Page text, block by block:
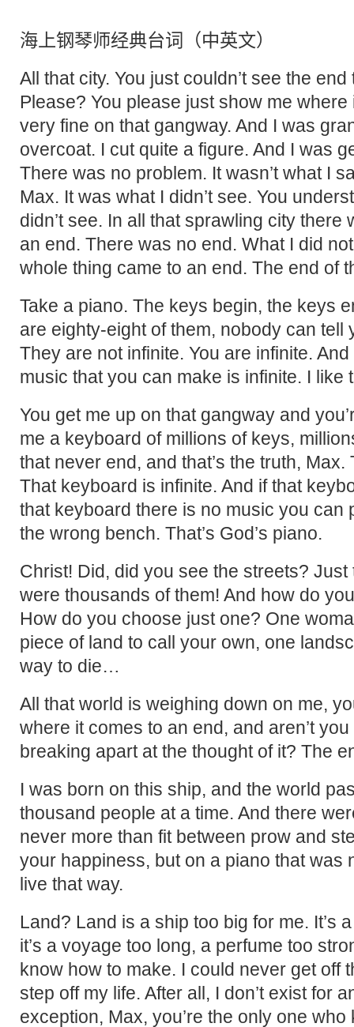
海上钢琴师经典台词（中英文）
All that city. You just couldn’t see the
Please? You please just show me
very fine on that gangway. And I was
overcoat. I cut quite a figure. And I was
There was no problem. It wasn’t what I
Max. It was what I didn’t see. You
didn’t see. In all that sprawling city
an end. There was no end. What I did
whole thing came to an end. The end of
Take a piano. The keys begin, the keys
are eighty-eight of them, nobody can tell
They are not infinite. You are infinite.
music that you can make is infinite. I like
You get me up on that gangway and
me a keyboard of millions of keys,
that never end, and that’s the truth,
That keyboard is infinite. And if that
that keyboard there is no music you can
the wrong bench. That’s God’s piano.
Christ! Did, did you see the streets?
were thousands of them! And how do
How do you choose just one? One
piece of land to call your own, one
way to die…
All that world is weighing down on me,
where it comes to an end, and aren’t
breaking apart at the thought of it? The
I was born on this ship, and the world
thousand people at a time. And there
never more than fit between prow and
your happiness, but on a piano that was
live that way.
Land? Land is a ship too big for me. It’s
it’s a voyage too long, a perfume too
know how to make. I could never get off
step off my life. After all, I don’t exist for
exception, Max, you’re the only one who